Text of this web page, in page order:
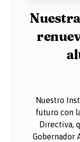
Nuestro
futuro con
Directiva,
Gobernador